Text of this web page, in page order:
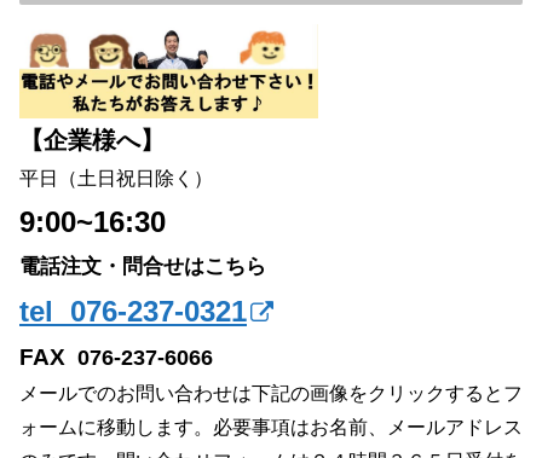
【企業様へ】
平日（土日祝日除く）
9:00~16:30
電話注文・問合せはこちら
tel 076-237-0321
FAX 076-237-6066
メールでのお問い合わせは下記の画像をクリックするとフ
ォームに移動します。必要事項はお名前、メールアドレス